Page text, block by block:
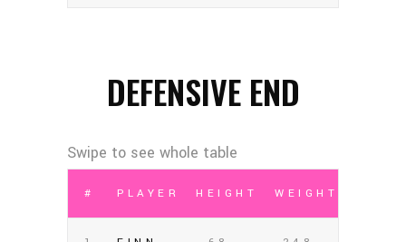
DEFENSIVE END
# PLAYER HEIGHT WEIGHT